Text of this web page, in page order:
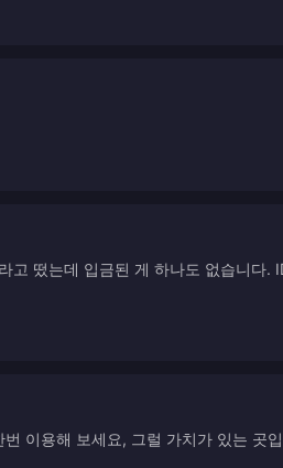
고 떴는데 입금된 게 하나도 없습니
이용해 보세요, 그럴 가치가 있는 곳